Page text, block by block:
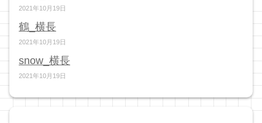
2021年10月19日
鶴_横長
2021年10月19日
snow_横長
2021年10月19日